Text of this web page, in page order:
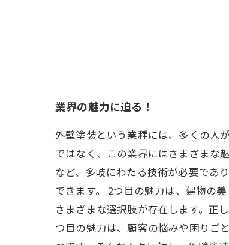
業界の魅力に迫る！
外壁塗装という業種には、多くの人
ではなく、この業界にはさまざまな
など、多岐にわたる技術が必要であ
できます。 2つ目の魅力は、建物の
さまざまな選択肢が存在します。正
つ目の魅力は、顧客の悩みや困りご